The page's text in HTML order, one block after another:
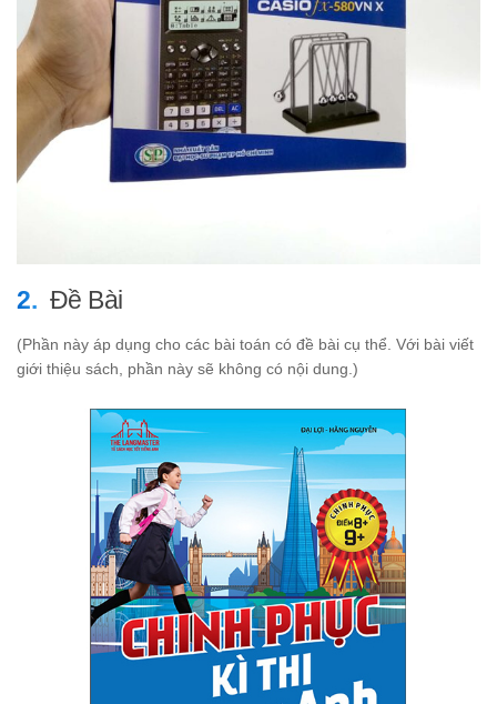
Đề Bài
(Phần này áp dụng cho các bài toán có đề bài cụ thể. Với bài viết
giới thiệu sách, phần này sẽ không có nội dung.)